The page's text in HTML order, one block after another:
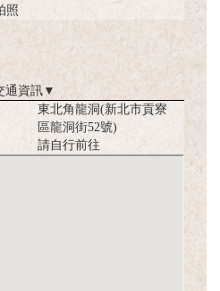
照
通資訊 ▼
東北角龍洞(新北市貢寮
區龍洞街52號)
請自行前往